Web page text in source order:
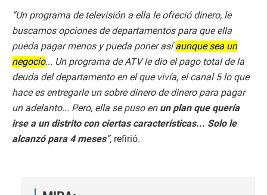
“Un programa de televisión a ella le ofreció dinero, le
buscamos opciones de departamentos para que ella
pueda pagar menos y pueda poner asíaunque sea un
negocio... Un programa de ATV le dio el pago total de la
deuda del departamento en el que vivía, el canal 5 lo que
hace es entregarle un sobre dinero de dinero para pagar
un adelanto... Pero, ella se puso en un plan que quería
irse a un distrito con ciertas características... Solo le
alcanzó para 4 meses”, refirió.